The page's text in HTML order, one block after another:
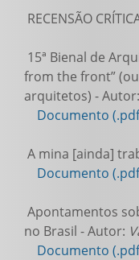
RECENSÃO
15ª Bienal de
from the front”
arquitetos) - Autor:
Documento
A mina [ainda]
Documento
Apontamentos
no Brasil - Autor:
Documento